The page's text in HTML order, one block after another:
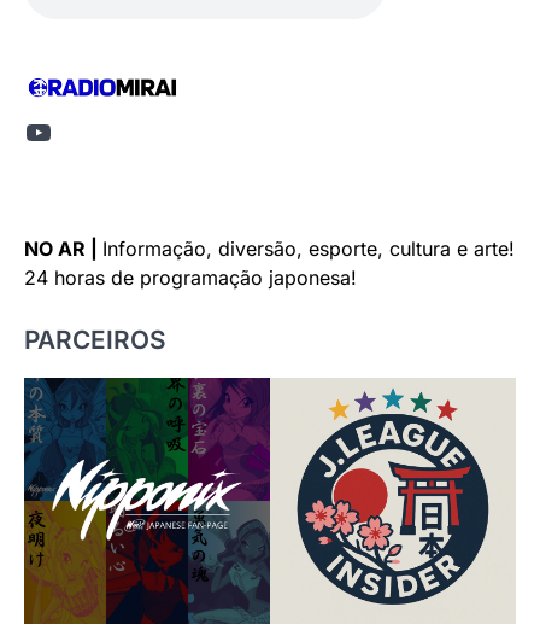
Youtube
NO AR | Informação, diversão, esporte, cultura e arte!
24 horas de programação japonesa!
PARCEIROS